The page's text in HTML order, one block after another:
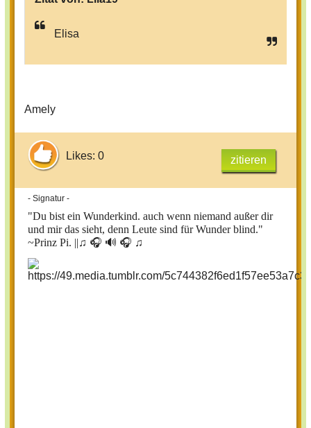
Elisa
Amely
Likes: 0 zitieren
- Signatur -
"Du bist ein Wunderkind. auch wenn niemand außer dir
und mir das sieht, denn Leute sind für Wunder blind."
~Prinz Pi. ||♫ 🎧 🔊 🎧 ♫